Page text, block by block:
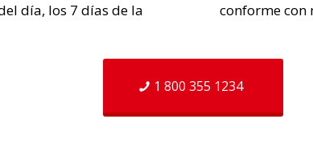
día, los 7 días de la
conforme con
1 800 355 1234